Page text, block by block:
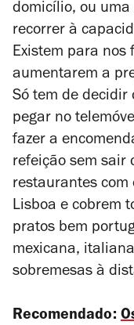
domicílio, ou
recorrer à
Existem para nos
aumentarem a
Só tem de decidir
pegar no
fazer a
refeição sem sair
restaurantes com
Lisboa e cobrem
pratos bem
mexicana,
sobremesas à
Recomendado: